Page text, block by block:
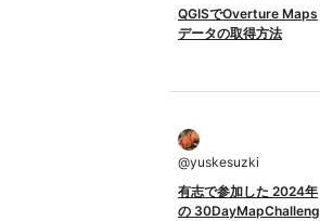
QGISでOverture Maps
データの取得方法
@yuskesuzki
有志で参加した 2024年
の 30DayMapChalleng